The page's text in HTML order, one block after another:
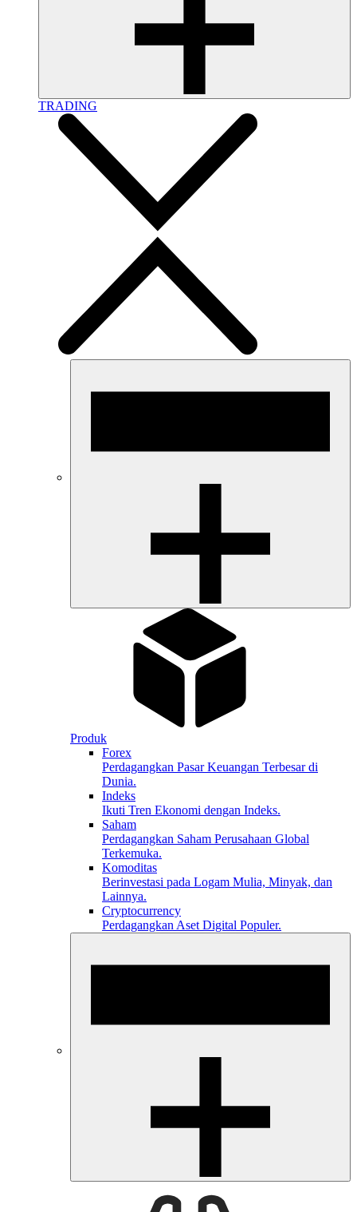
TRADING
Produk
Forex
Perdagangkan Pasar Keuangan Terbesar di
Dunia.
Indeks
Ikuti Tren Ekonomi dengan Indeks.
Saham
Perdagangkan Saham Perusahaan Global
Terkemuka.
Komoditas
Berinvestasi pada Logam Mulia, Minyak, dan
Lainnya.
Cryptocurrency
Perdagangkan Aset Digital Populer.